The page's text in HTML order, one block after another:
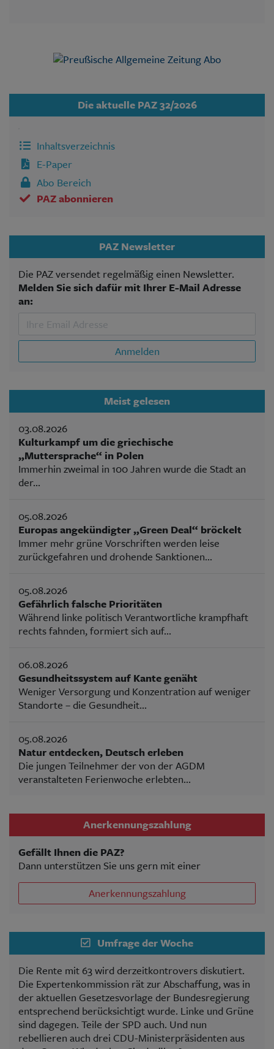
Die aktuelle PAZ 32/2026
Inhaltsverzeichnis
E-Paper
Abo Bereich
PAZ abonnieren
PAZ Newsletter
Die PAZ versendet regelmäßig einen Newsletter.
Melden Sie sich dafür mit Ihrer E-Mail Adresse
an:
Anmelden
Meist gelesen
03.08.2026
Kulturkampf um die griechische
„Muttersprache“ in Polen
Immerhin zweimal in 100 Jahren wurde die Stadt an
der...
05.08.2026
Europas angekündigter „Green Deal“ bröckelt
Immer mehr grüne Vorschriften werden leise
zurückgefahren und drohende Sanktionen...
05.08.2026
Gefährlich falsche Prioritäten
Während linke politisch Verantwortliche krampfhaft
rechts fahnden, formiert sich auf...
06.08.2026
Gesundheitssystem auf Kante genäht
Weniger Versorgung und Konzentration auf weniger
Standorte – die Gesundheit...
05.08.2026
Natur entdecken, Deutsch erleben
Die jungen Teilnehmer der von der AGDM
veranstalteten Ferienwoche erlebten...
Anerkennungszahlung
Gefällt Ihnen die PAZ?
Dann unterstützen Sie uns gern mit einer
Anerkennungszahlung
Umfrage der Woche
Die Rente mit 63 wird derzeitkontrovers diskutiert.
Die Expertenkommission rät zur Abschaffung, was in
der aktuellen Gesetzesvorlage der Bundesregierung
entsprechend berücksichtigt wurde. Linke und Grüne
sind dagegen. Teile der SPD auch. Und nun
rebellieren auch drei CDU-Ministerpräsidenten aus